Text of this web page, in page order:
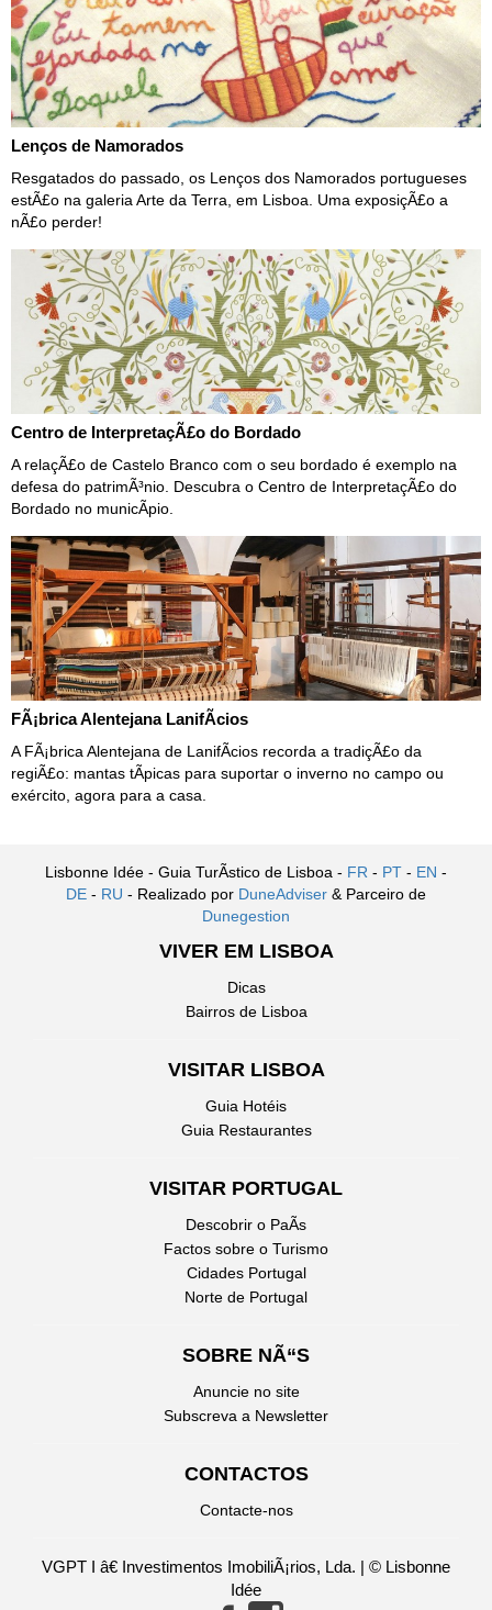
Lenços de Namorados
Resgatados do passado, os Lenços dos Namorados portugueses
estÃ£o na galeria Arte da Terra, em Lisboa. Uma exposiçÃ£o a
nÃ£o perder!
Centro de InterpretaçÃ£o do Bordado
A relaçÃ£o de Castelo Branco com o seu bordado é exemplo na
defesa do patrimÃ³nio. Descubra o Centro de InterpretaçÃ£o do
Bordado no municÃ­pio.
FÃ¡brica Alentejana LanifÃ­cios
A FÃ¡brica Alentejana de LanifÃ­cios recorda a tradiçÃ£o da
regiÃ£o: mantas tÃ­picas para suportar o inverno no campo ou
exército, agora para a casa.
Lisbonne Idée - Guia TurÃ­stico de Lisboa - FR - PT - EN -
DE - RU - Realizado por DuneAdviser & Parceiro de
Dunegestion
VIVER EM LISBOA
Dicas
Bairros de Lisboa
VISITAR LISBOA
Guia Hotéis
Guia Restaurantes
VISITAR PORTUGAL
Descobrir o PaÃ­s
Factos sobre o Turismo
Cidades Portugal
Norte de Portugal
SOBRE NÃ“S
Anuncie no site
Subscreva a Newsletter
CONTACTOS
Contacte-nos
VGPT I â€ Investimentos ImobiliÃ¡rios, Lda. | © Lisbonne
Idée